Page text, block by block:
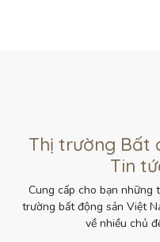
Thị trường Bất
Tin
Cung cấp cho bạn
trường bất động sản Việt
về nhiều chủ